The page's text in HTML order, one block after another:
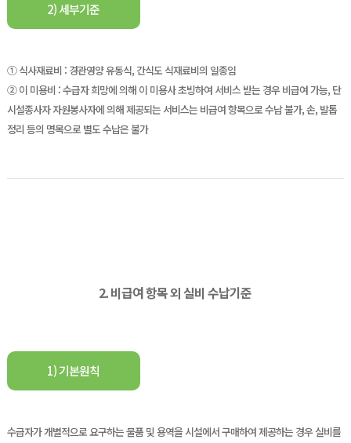
2) 세부기준
① 식사재료비 : 경관영양 유동식, 간식도 식재료비의 일종임
② 이 미용비 : 수급자 희망에 의해 이 미용사 초빙하여 서비스 받는 경우 비급여 가능, 단
시설종사자 자원봉사자에 의해 제공되는 서비스는 비급여 항목으로 수납 불가, 손, 발톱
정리 등의 명목으로 별도 수납은 불가
2. 비급여 항목 외 실비 수납기준
1) 기본원칙
수급자가 개별적으로 요구하는 물품 및 용역을 시설에서 구매하여 제공하는 경우 실비를